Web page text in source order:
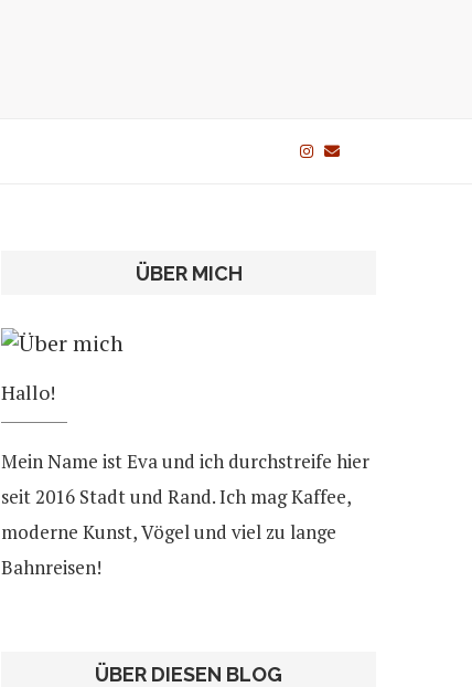
ÜBER MICH
Hallo!
Mein Name ist Eva und ich durchstreife hier
seit 2016 Stadt und Rand. Ich mag Kaffee,
moderne Kunst, Vögel und viel zu lange
Bahnreisen!
ÜBER DIESEN BLOG